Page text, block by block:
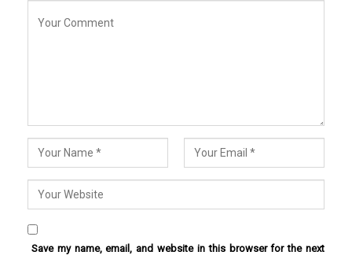
Save my name, email, and website in this browser for the next